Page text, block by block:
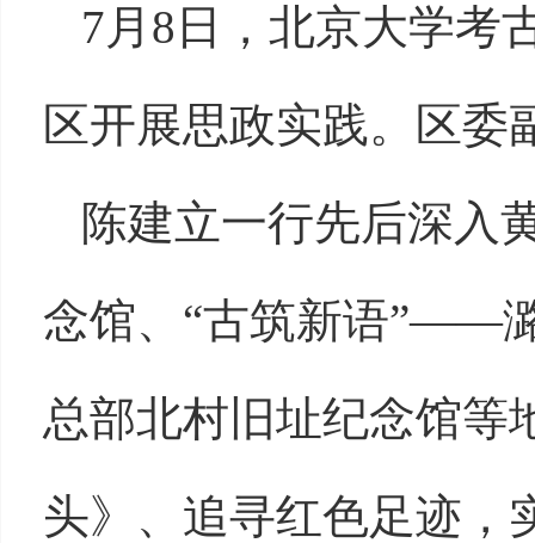
7月8日，北京大学考
区开展思政实践。区委
陈建立一行先后深入
念馆、“古筑新语”——
总部北村旧址纪念馆等
头》、追寻红色足迹，